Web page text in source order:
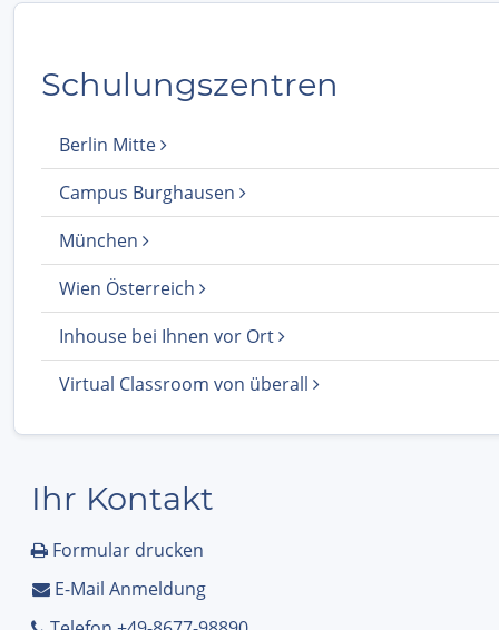
Schulungszentren
Berlin Mitte
Campus Burghausen
München
Wien Österreich
Inhouse bei Ihnen vor Ort
Virtual Classroom von überall
Ihr Kontakt
Formular drucken
E-Mail Anmeldung